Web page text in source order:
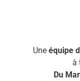
Une équipe
à
Du